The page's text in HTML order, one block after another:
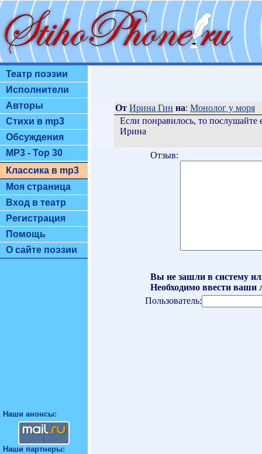
Театр поэзии
Исполнители
Авторы
Стихи в mp3
Обсуждения
MP3 - Top 30
Классика в mp3
Моя страница
Вход в театр
Регистрация
Помощь
О сайте поэзии
Наши анонсы:
Наши партнеры:
От Ирина Гин на: Монолог у моря
Если понравилось, то
Ирина
Отзыв:
Вы не зашли в систему
Необходимо ввести ваши
Пользователь: